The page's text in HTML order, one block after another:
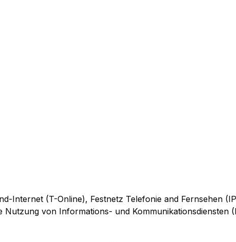
Internet (T-Online), Festnetz Telefonie and Fernsehen
Nutzung von Informations- und